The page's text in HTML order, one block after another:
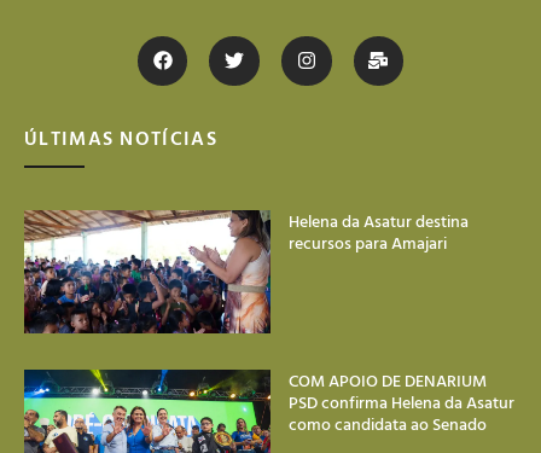
ÚLTIMAS NOTÍCIAS
Helena da Asatur destina
recursos para Amajari
COM APOIO DE DENARIUM
PSD confirma Helena da Asatur
como candidata ao Senado